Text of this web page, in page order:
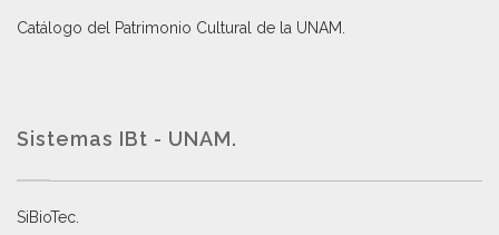
Catálogo del Patrimonio Cultural de la UNAM.
Sistemas IBt - UNAM.
SiBioTec